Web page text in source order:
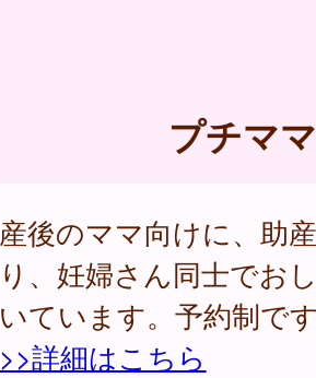
プチマ
産後のママ向けに、助
り、妊婦さん同士でお
いています。予約制です
>>詳細はこちら